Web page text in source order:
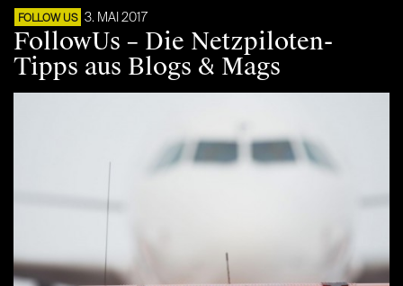
FOLLOW US 3. MAI 2017
FollowUs – Die Netzpiloten-
Tipps aus Blogs & Mags